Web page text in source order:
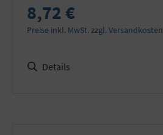
8,72 €
Preise inkl. MwSt. zzgl. Versandkosten
Details